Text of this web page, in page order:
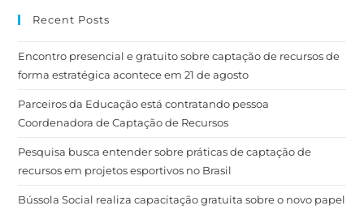
Recent Posts
Encontro presencial e gratuito sobre captação de recursos de
forma estratégica acontece em 21 de agosto
Parceiros da Educação está contratando pessoa
Coordenadora de Captação de Recursos
Pesquisa busca entender sobre práticas de captação de
recursos em projetos esportivos no Brasil
Bússola Social realiza capacitação gratuita sobre o novo papel